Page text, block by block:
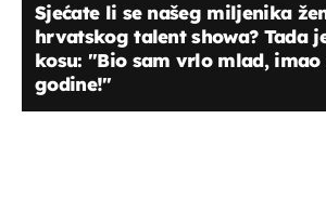
Sjećate li se našeg miljenika
hrvatskog talent showa? Tada
kosu: "Bio sam vrlo mlad, imao
godine!"